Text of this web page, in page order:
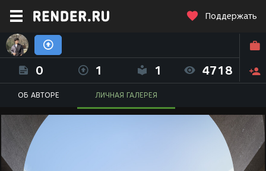
Поддержать
Abdulloh Fayzullayev (Abdullah Sultan)
0 1 1 4718
ОБ АВТОРЕ ЛИЧНАЯ ГАЛЕРЕЯ